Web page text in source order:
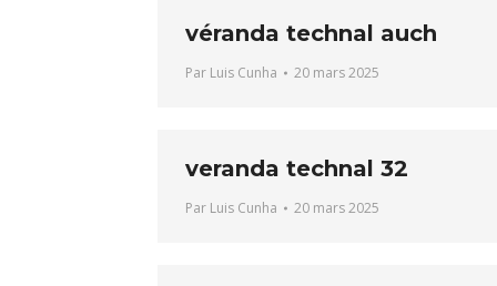
véranda technal auch
Par Luis Cunha 20 mars 2025
veranda technal 32
Par Luis Cunha 20 mars 2025